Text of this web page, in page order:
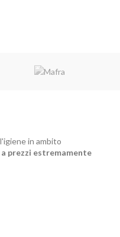
in ambito
prezzi estremamente